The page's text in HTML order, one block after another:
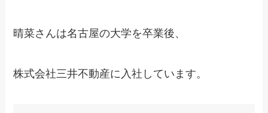
晴菜さんは名古屋の大学を卒業後、
株式会社三井不動産に入社しています。